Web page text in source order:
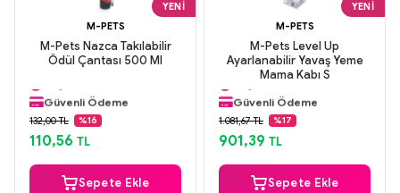
YENI
M-PETS
M-Pets Nazca Takılabilir
Ödül Çantası 500 Ml
Aynı Gün Kargo
Güvenli Ödeme
Aynı Gün Kargo
132,00 TL %16
110,56 TL
Sepete Ekle
YENI
M-PETS
M-Pets Level Up
Ayarlanabilir Yavaş Yeme
Mama Kabı S
Aynı Gün Kargo
Orijinal Ürün
Güvenli Ödeme
Aynı Gün Kargo
1.081,67 TL %17
901,39 TL
Sepete Ekle